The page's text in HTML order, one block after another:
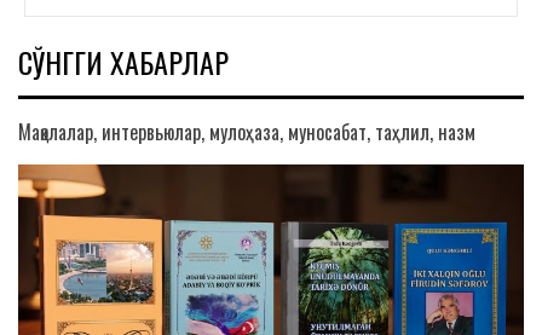
СЎНГГИ ХАБАРЛАР
Мақолалар, интервьюлар, мулоҳаза, муносабат, таҳлил, назм